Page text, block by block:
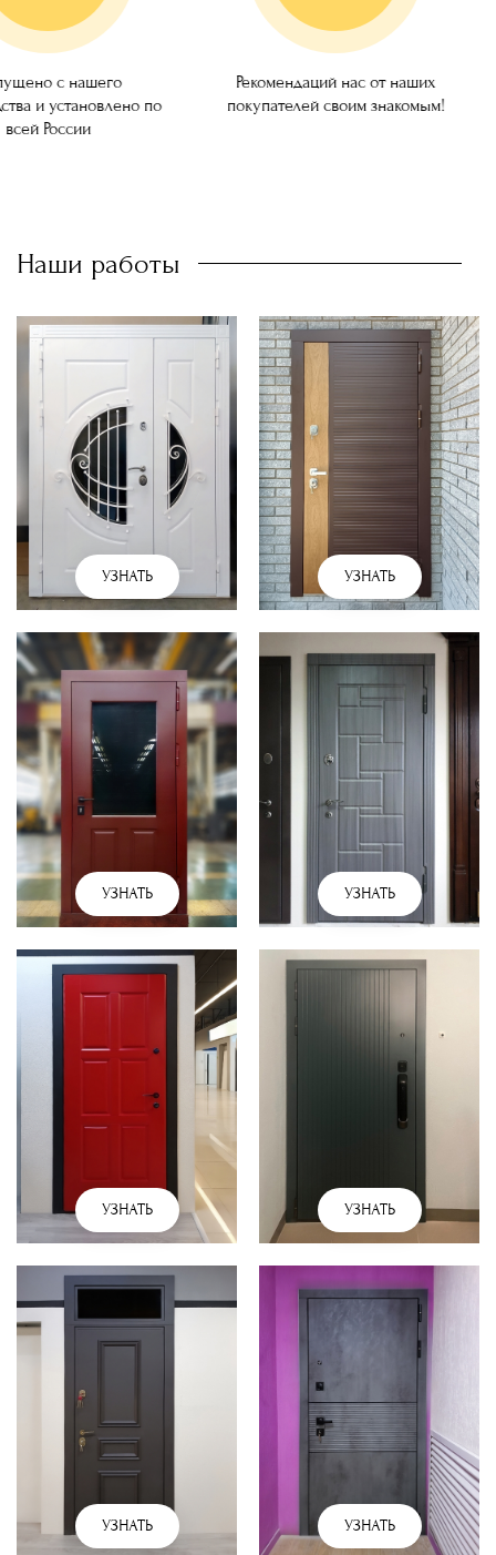
с нашего
и установлено по
всей России
Рекомендаций нас от наших
покупателей своим знакомым!
Наши работы
УЗНАТЬ
УЗНАТЬ
УЗНАТЬ
УЗНАТЬ
УЗНАТЬ
УЗНАТЬ
УЗНАТЬ
УЗНАТЬ